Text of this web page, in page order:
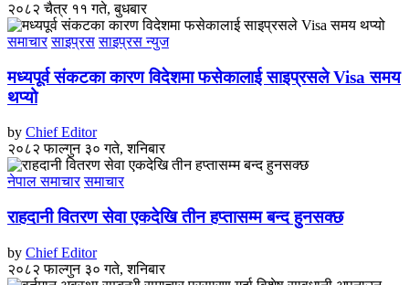
२०८२ चैत्र ११ गते, बुधबार
समाचार साइप्रस साइप्रस न्युज
मध्यपूर्व संकटका कारण विदेशमा फसेकालाई साइप्रसले Visa समय
थप्यो
by Chief Editor
२०८२ फाल्गुन ३० गते, शनिबार
नेपाल समाचार समाचार
राहदानी वितरण सेवा एकदेखि तीन हप्तासम्म बन्द हुनसक्छ
by Chief Editor
२०८२ फाल्गुन ३० गते, शनिबार